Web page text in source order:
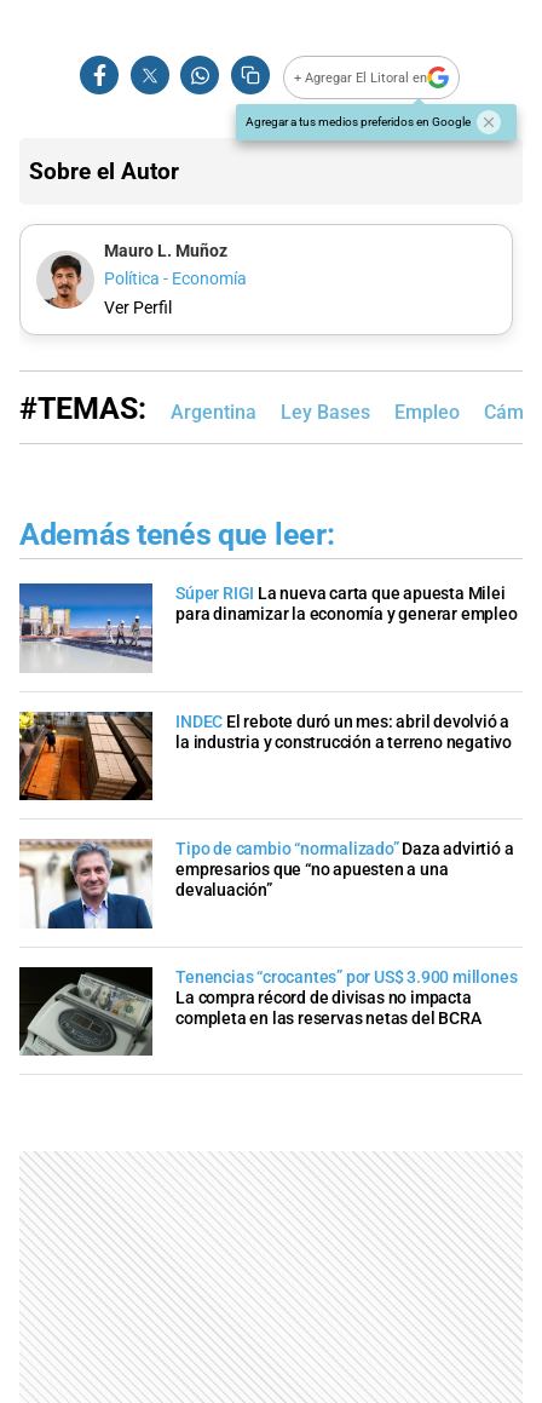
+ Agregar El Litoral en
Agregar a tus medios preferidos en Google
Sobre el Autor
Mauro L. Muñoz
Política - Economía
Ver Perfil
#TEMAS: Argentina Ley Bases Empleo
Además tenés que leer:
Súper RIGI La nueva carta que apuesta Milei
para dinamizar la economía y generar empleo
INDEC El rebote duró un mes: abril devolvió a
la industria y construcción a terreno negativo
Tipo de cambio “normalizado” Daza advirtió a
empresarios que “no apuesten a una
devaluación”
Tenencias “crocantes” por US$ 3.900 millones
La compra récord de divisas no impacta
completa en las reservas netas del BCRA